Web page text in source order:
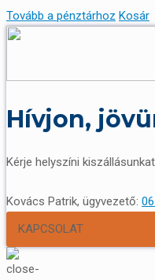
Tovább a pénztárhoz Kosár
Hívjon,
Kérje helyszíni
Kovács Patrik, ügyvezető:
KAPCSOLAT